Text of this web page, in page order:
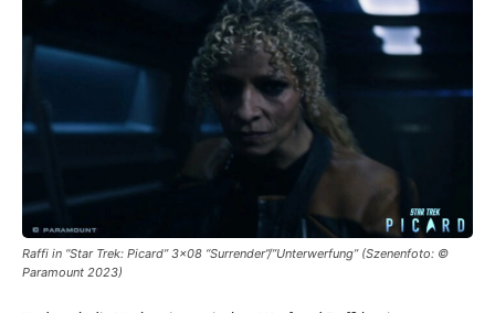
Raffi in “Star Trek: Picard” 3×08 “Surrender”/”Unterwerfung” (Szenenfoto: ©
Paramount 2023)